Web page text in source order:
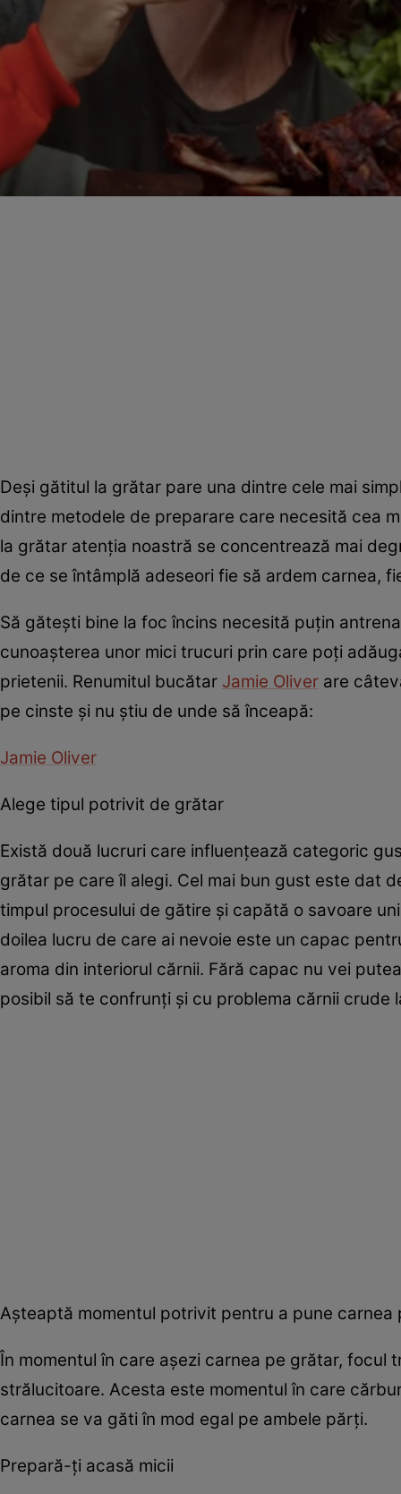
Deşi gătitul la grătar pare una dintre cele mai
dintre metodele de preparare care necesită cea
la grătar atenţia noastră se concentrează mai
de ce se întâmplă adeseori fie să ardem carnea,
Să găteşti bine la foc încins necesită puţin
cunoaşterea unor mici trucuri prin care poţi
prietenii. Renumitul bucătar Jamie Oliver are
pe cinste şi nu ştiu de unde să înceapă:
Jamie Oliver
Alege tipul potrivit de grătar
Există două lucruri care influenţează categoric
grătar pe care îl alegi. Cel mai bun gust este dat
timpul procesului de gătire şi capătă o savoare
doilea lucru de care ai nevoie este un capac
aroma din interiorul cărnii. Fără capac nu vei
posibil să te confrunţi şi cu problema cărnii crude
Aşteaptă momentul potrivit pentru a pune carnea
În momentul în care aşezi carnea pe grătar,
strălucitoare. Acesta este momentul în care
carnea se va găti în mod egal pe ambele părţi.
Prepară-ţi acasă micii